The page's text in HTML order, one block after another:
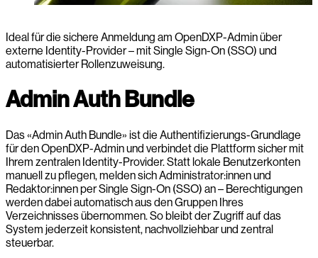
Ideal für die sichere Anmeldung am OpenDXP-Admin über
externe Identity-Provider – mit Single Sign-On (SSO) und
automatisierter Rollenzuweisung.
Admin Auth Bundle
Das «Admin Auth Bundle» ist die Authentifizierungs-Grundlage
für den OpenDXP-Admin und verbindet die Plattform sicher mit
Ihrem zentralen Identity-Provider. Statt lokale Benutzerkonten
manuell zu pflegen, melden sich Administrator:innen und
Redaktor:innen per Single Sign-On (SSO) an – Berechtigungen
werden dabei automatisch aus den Gruppen Ihres
Verzeichnisses übernommen. So bleibt der Zugriff auf das
System jederzeit konsistent, nachvollziehbar und zentral
steuerbar.